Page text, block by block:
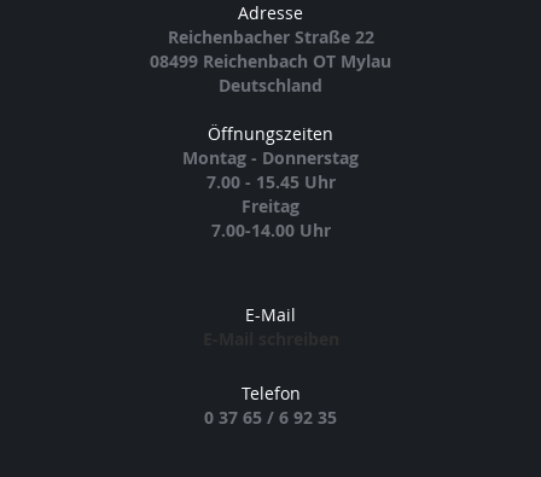
Adresse
Reichenbacher Straße 22
08499 Reichenbach OT Mylau
Deutschland
Öffnungszeiten
Montag - Donnerstag
7.00 - 15.45 Uhr
Freitag
7.00-14.00 Uhr
E-Mail
Telefon
0 37 65 / 6 92 35